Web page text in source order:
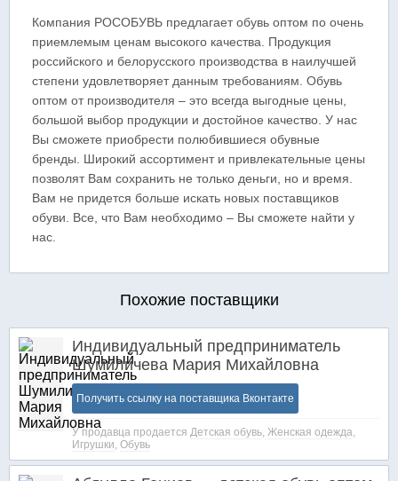
Компания РОСОБУВЬ предлагает обувь оптом по очень
приемлемым ценам высокого качества. Продукция
российского и белорусского производства в наилучшей
степени удовлетворяет данным требованиям. Обувь
оптом от производителя – это всегда выгодные цены,
большой выбор продукции и достойное качество. У нас
Вы сможете приобрести полюбившиеся обувные
бренды. Широкий ассортимент и привлекательные цены
позволят Вам сохранить не только деньги, но и время.
Вам не придется больше искать новых поставщиков
обуви. Все, что Вам необходимо – Вы сможете найти у
нас.
Похожие поставщики
Индивидуальный предприниматель
Шумиличева Мария Михайловна
Получить ссылку на поставщика Вконтакте
У продавца продается Детская обувь, Женская одежда,
Игрушки, Обувь